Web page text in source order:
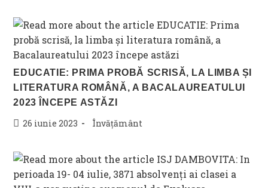
EDUCATIE: PRIMA PROBĂ SCRISĂ, LA LIMBA ȘI
LITERATURA ROMÂNĂ, A BACALAUREATULUI
2023 ÎNCEPE ASTĂZI
Post26 iunie 2023
Post
Învățământ